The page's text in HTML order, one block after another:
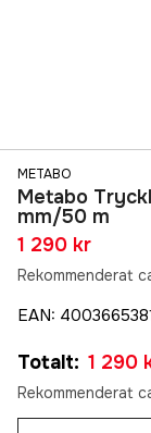
METABO
Metabo
mm/50 m
1 290 kr
Rekommenderat
EAN:
Totalt: 1 290
Rekommenderat